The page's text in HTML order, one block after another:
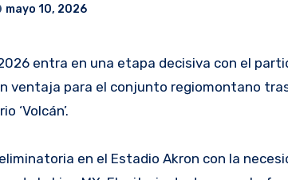
mayo 10, 2026
ventaja para el conjunto regiomontano
‘Volcán’.
en el Estadio Akron con la